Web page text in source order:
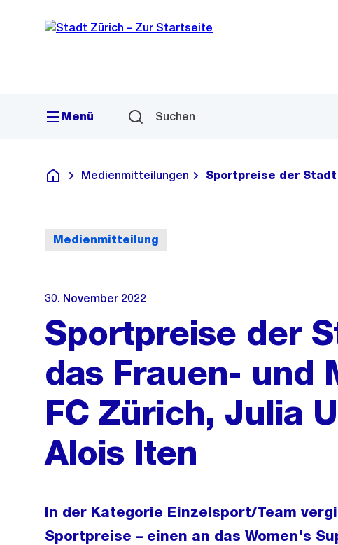
Navigation
Sprunglink
Menü Suchen
Deutsch
Medienmitteilungen Sportpreise der Stadt
Medienmitteilung
30. November 2022
Sportpreise der
das Frauen- und
FC Zürich, Julia
Alois Iten
In der Kategorie Einzelsport/Team
Sportpreise – einen an das Women's